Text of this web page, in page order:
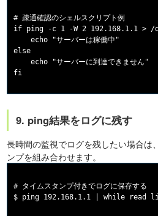
# 疎通確認のシェルスクリプト例
if ping -c 1 -W 2 192.168.1.1 > /
    echo "サーバーは稼働中"
else
    echo "サーバーに到達できません"
9. ping結果をログに残す
長時間の監視でログを残したい場合は
ンプを組み合わせます。
# タイムスタンプ付きでログに保存する